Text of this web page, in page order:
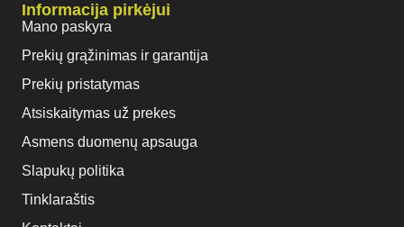
Informacija pirkėjui
Mano paskyra
Prekių grąžinimas ir garantija
Prekių pristatymas
Atsiskaitymas už prekes
Asmens duomenų apsauga
Slapukų politika
Tinklaraštis